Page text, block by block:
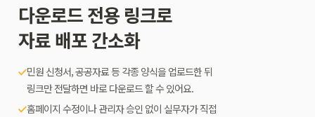
다운로드 전용 링크로
자료 배포 간소화
민원 신청서, 공공자료 등 각종 양식을 업로드한 뒤
링크만 전달하면 바로 다운로드 할 수 있어요.
홈페이지 수정이나 관리자 승인 없이 실무자가 직접